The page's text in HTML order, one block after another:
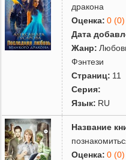
дракона
Оценка: 0 (0)
Дата
Жанр:
Фэнтези
Страниц: 11
Серия:
Язык: RU
Название
Оценка: 0 (0)